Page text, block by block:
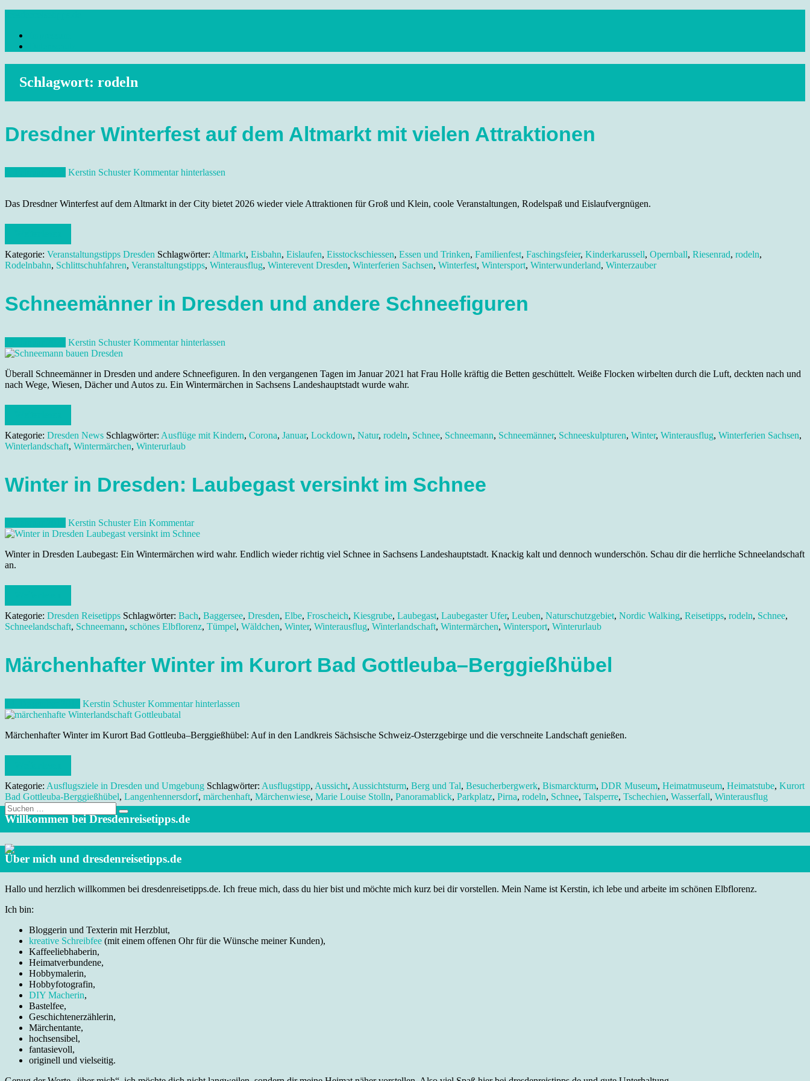
content
Reisetipps Dresden, Sehenswürdigkeiten, Ausflugsziele Sachsen, Veranstaltungen, Wandern, Kunst und Kultur im schönen Elbflorenz..
Schlagwort: rodeln
Dresdner Winterfest auf dem Altmarkt mit vielen Attraktionen
Kerstin Schuster Kommentar hinterlassen
Das Dresdner Winterfest auf dem Altmarkt in der City bietet 2026 wieder viele Attraktionen für Groß und Klein, coole Veranstaltungen, Rodelspaß und Eislaufvergnügen.
Kategorie: Veranstaltungstipps Dresden Schlagwörter: Altmarkt, Eisbahn, Eislaufen, Eisstockschiessen, Essen und Trinken, Familienfest, Faschingsfeier, Kinderkarussell, Opernball, Riesenrad, rodeln,
Rodelnbahn, Schlittschuhfahren, Veranstaltungstipps, Winterausflug, Winterevent Dresden, Winterferien Sachsen, Winterfest, Wintersport, Winterwunderland, Winterzauber
Schneemänner in Dresden und andere Schneefiguren
Kerstin Schuster Kommentar hinterlassen
Überall Schneemänner in Dresden und andere Schneefiguren. In den vergangenen Tagen im Januar 2021 hat Frau Holle kräftig die Betten geschüttelt. Weiße Flocken wirbelten durch die Luft, deckten nach und
nach Wege, Wiesen, Dächer und Autos zu. Ein Wintermärchen in Sachsens Landeshauptstadt wurde wahr.
Kategorie: Dresden News Schlagwörter: Ausflüge mit Kindern, Corona, Januar, Lockdown, Natur, rodeln, Schnee, Schneemann, Schneemänner, Schneeskulpturen, Winter, Winterausflug, Winterferien Sachsen,
Winterlandschaft, Wintermärchen, Winterurlaub
Winter in Dresden: Laubegast versinkt im Schnee
Kerstin Schuster Ein Kommentar
Winter in Dresden Laubegast: Ein Wintermärchen wird wahr. Endlich wieder richtig viel Schnee in Sachsens Landeshauptstadt. Knackig kalt und dennoch wunderschön. Schau dir die herrliche Schneelandschaft
an.
Kategorie: Dresden Reisetipps Schlagwörter: Bach, Baggersee, Dresden, Elbe, Froscheich, Kiesgrube, Laubegast, Laubegaster Ufer, Leuben, Naturschutzgebiet, Nordic Walking, Reisetipps, rodeln, Schnee,
Schneelandschaft, Schneemann, schönes Elbflorenz, Tümpel, Wäldchen, Winter, Winterausflug, Winterlandschaft, Wintermärchen, Wintersport, Winterurlaub
Märchenhafter Winter im Kurort Bad Gottleuba–Berggießhübel
Kerstin Schuster Kommentar hinterlassen
Märchenhafter Winter im Kurort Bad Gottleuba–Berggießhübel: Auf in den Landkreis Sächsische Schweiz-Osterzgebirge und die verschneite Landschaft genießen.
Kategorie: Ausflugsziele in Dresden und Umgebung Schlagwörter: Ausflugstipp, Aussicht, Aussichtsturm, Berg und Tal, Besucherbergwerk, Bismarckturm, DDR Museum, Heimatmuseum, Heimatstube, Kurort
Bad Gottleuba-Berggießhübel, Langenhennersdorf, märchenhaft, Märchenwiese, Marie Louise Stolln, Panoramablick, Parkplatz, Pirna, rodeln, Schnee, Talsperre, Tschechien, Wasserfall, Winterausflug
Suche
nach:
Willkommen bei Dresdenreisetipps.de
Über mich und dresdenreisetipps.de
Hallo und herzlich willkommen bei dresdenreisetipps.de. Ich freue mich, dass du hier bist und möchte mich kurz bei dir vorstellen. Mein Name ist Kerstin, ich lebe und arbeite im schönen Elbflorenz.
Ich bin:
Bloggerin und Texterin mit Herzblut,
kreative Schreibfee (mit einem offenen Ohr für die Wünsche meiner Kunden),
Kaffeeliebhaberin,
Heimatverbundene,
Hobbymalerin,
Hobbyfotografin,
DIY Macherin,
Bastelfee,
Geschichtenerzählerin,
Märchentante,
hochsensibel,
fantasievoll,
originell und vielseitig.